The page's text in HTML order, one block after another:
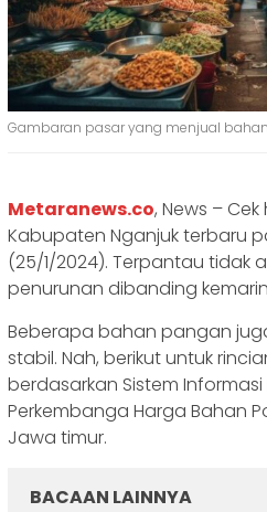
Gambaran pasar yang menjual
Metaranews.co, News –
Kabupaten Nganjuk terbaru
(25/1/2024). Terpantau tidak
penurunan dibanding
Beberapa bahan pangan
stabil. Nah, berikut untuk
berdasarkan Sistem
Perkembanga Harga Bahan
Jawa timur.
BACAAN LAINNYA